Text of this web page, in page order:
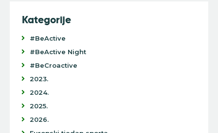
Kategorije
#BeActive
#BeActive Night
#BeCroactive
2023.
2024.
2025.
2026.